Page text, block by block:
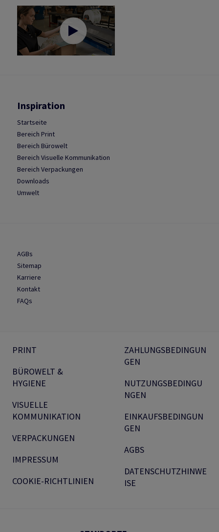
Inspiration
Startseite
Bereich Print
Bereich Bürowelt
Bereich Visuelle Kommunikation
Bereich Verpackungen
Downloads
Umwelt
AGBs
Sitemap
Karriere
Kontakt
FAQs
PRINT
BÜROWELT &
HYGIENE
VISUELLE
KOMMUNIKATION
VERPACKUNGEN
IMPRESSUM
COOKIE-RICHTLINIEN
ZAHLUNGSBEDINGUN
GEN
NUTZUNGSBEDINGU
NGEN
EINKAUFSBEDINGUN
GEN
AGBS
DATENSCHUTZHINWE
ISE